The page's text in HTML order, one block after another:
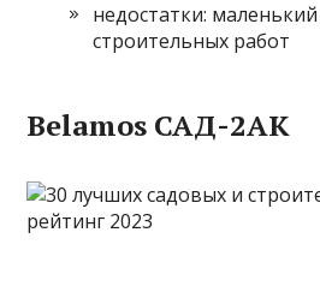
недостатки:
строительных работ
Belamos САД-2АК